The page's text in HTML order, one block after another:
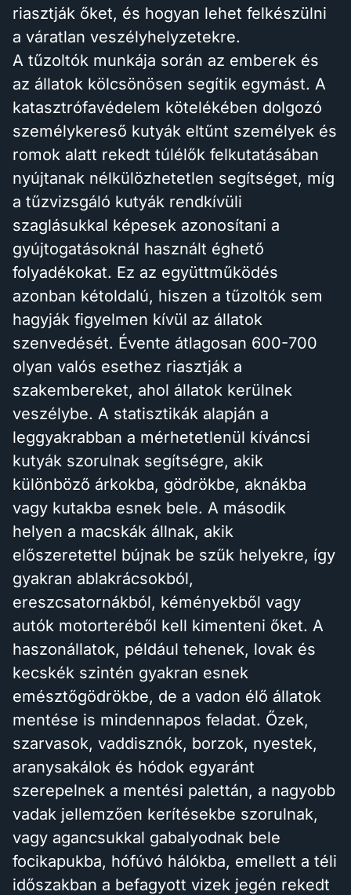
riasztják őket, és hogyan lehet felkészülni
a váratlan veszélyhelyzetekre.
A tűzoltók munkája során az emberek és
az állatok kölcsönösen segítik egymást. A
katasztrófavédelem kötelékében dolgozó
személykereső kutyák eltűnt személyek és
romok alatt rekedt túlélők felkutatásában
nyújtanak nélkülözhetetlen segítséget, míg
a tűzvizsgáló kutyák rendkívüli
szaglásukkal képesek azonosítani a
gyújtogatásoknál használt éghető
folyadékokat. Ez az együttműködés
azonban kétoldalú, hiszen a tűzoltók sem
hagyják figyelmen kívül az állatok
szenvedését. Évente átlagosan 600-700
olyan valós esethez riasztják a
szakembereket, ahol állatok kerülnek
veszélybe. A statisztikák alapján a
leggyakrabban a mérhetetlenül kíváncsi
kutyák szorulnak segítségre, akik
különböző árkokba, gödrökbe, aknákba
vagy kutakba esnek bele. A második
helyen a macskák állnak, akik
előszeretettel bújnak be szűk helyekre, így
gyakran ablakrácsokból,
ereszcsatornákból, kéményekből vagy
autók motorteréből kell kimenteni őket. A
haszonállatok, például tehenek, lovak és
kecskék szintén gyakran esnek
emésztőgödrökbe, de a vadon élő állatok
mentése is mindennapos feladat. Őzek,
szarvasok, vaddisznók, borzok, nyestek,
aranysakálok és hódok egyaránt
szerepelnek a mentési palettán, a nagyobb
vadak jellemzően kerítésekbe szorulnak,
vagy agancsukkal gabalyodnak bele
focikapukba, hófúvó hálókba, emellett a téli
időszakban a befagyott vizek jegén rekedt